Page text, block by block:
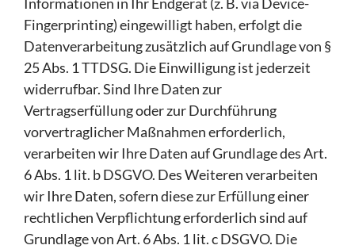
Fingerprinting) eingewilligt haben, erfolgt die
Datenverarbeitung zusätzlich auf Grundlage von §
25 Abs. 1 TTDSG. Die Einwilligung ist jederzeit
widerrufbar. Sind Ihre Daten zur
Vertragserfüllung oder zur Durchführung
vorvertraglicher Maßnahmen erforderlich,
verarbeiten wir Ihre Daten auf Grundlage des Art.
6 Abs. 1 lit. b DSGVO. Des Weiteren verarbeiten
wir Ihre Daten, sofern diese zur Erfüllung einer
rechtlichen Verpflichtung erforderlich sind auf
Grundlage von Art. 6 Abs. 1 lit. c DSGVO. Die